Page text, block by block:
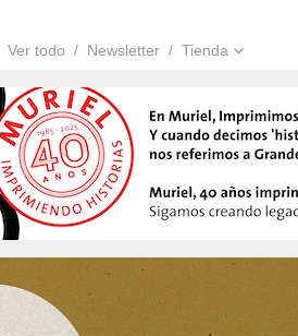
Ver todo Newsletter Tienda